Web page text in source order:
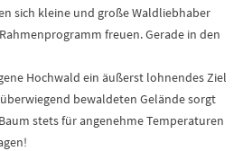
sich kleine und große Waldliebhaber
freuen. Gerade in den
Hochwald ein äußerst lohnendes Ziel
bewaldeten Gelände sorgt
stets für angenehme Temperaturen